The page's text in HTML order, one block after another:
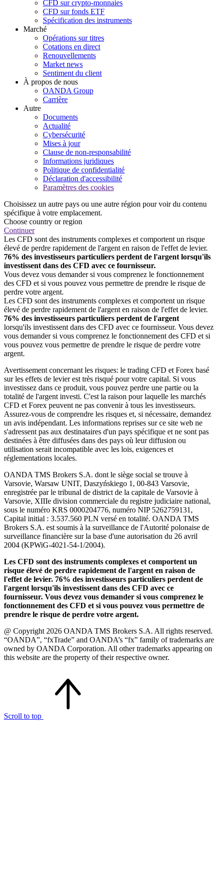
CFD sur crypto-monnaies
CFD sur fonds ETF
Spécification des instruments
Marché
Opérations sur titres
Cotations en direct
Renouvellements
Market news
Sentiment du client
À propos de nous
OANDA Group
Carrière
Autre
Documents
Actualité
Cybersécurité
Mises à jour
Clause de non-responsabilité
Informations juridiques
Politique de confidentialité
Déclaration d'accessibilité
Paramètres des cookies
Choisissez un autre pays ou une autre région pour voir du contenu
spécifique à votre emplacement.
Choose country or region
Continuer
Les CFD sont des instruments complexes et comportent un risque
élevé de perdre rapidement de l'argent en raison de l'effet de levier.
76% des investisseurs particuliers perdent de l'argent lorsqu'ils
investissent dans des CFD avec ce fournisseur.
Vous devez vous demander si vous comprenez le fonctionnement
des CFD et si vous pouvez vous permettre de prendre le risque de
perdre votre argent.
Les CFD sont des instruments complexes et comportent un risque
élevé de perdre rapidement de l'argent en raison de l'effet de levier.
76% des investisseurs particuliers perdent de l'argent
lorsqu'ils investissent dans des CFD avec ce fournisseur. Vous devez
vous demander si vous comprenez le fonctionnement des CFD et si
vous pouvez vous permettre de prendre le risque de perdre votre
argent.
Avertissement concernant les risques: le trading CFD et Forex basé
sur les effets de levier est très risqué pour votre capital. Si vous
investissez dans ce produit, vous pouvez perdre une partie ou la
totalité de l'argent investi. C'est la raison pour laquelle les marchés
CFD et Forex peuvent ne pas convenir à tous les investisseurs.
Assurez-vous de comprendre les risques et, si nécessaire, demandez
un avis indépendant. Les informations reprises sur ce site web ne
s'adressent pas aux destinataires d'un pays spécifique et ne sont pas
destinées à être diffusées dans des pays où leur diffusion ou
utilisation serait incompatible avec les lois, exigences et
réglementations locales.
OANDA TMS Brokers S.A. dont le siège social se trouve à
Varsovie, Warsaw UNIT, Daszyńskiego 1, 00-843 Varsovie,
enregistrée par le tribunal de district de la capitale de Varsovie à
Varsovie, XIIIe division commerciale du registre judiciaire national,
sous le numéro KRS 0000204776, numéro NIP 5262759131,
Capital initial : 3.537.560 PLN versé en totalité. OANDA TMS
Brokers S.A. est soumis à la surveillance de l'Autorité polonaise de
surveillance financière sur la base d'une autorisation du 26 avril
2004 (KPWiG-4021-54-1/2004).
Les CFD sont des instruments complexes et comportent un
risque élevé de perdre rapidement de l'argent en raison de
l'effet de levier. 76% des investisseurs particuliers perdent de
l'argent lorsqu'ils investissent dans des CFD avec ce
fournisseur. Vous devez vous demander si vous comprenez le
fonctionnement des CFD et si vous pouvez vous permettre de
prendre le risque de perdre votre argent.
@ Copyright 2026 OANDA TMS Brokers S.A. All rights reserved.
“OANDA”, “fxTrade” and OANDA’s “fx” family of trademarks are
owned by OANDA Corporation. All other trademarks appearing on
this website are the property of their respective owner.
Scroll to top